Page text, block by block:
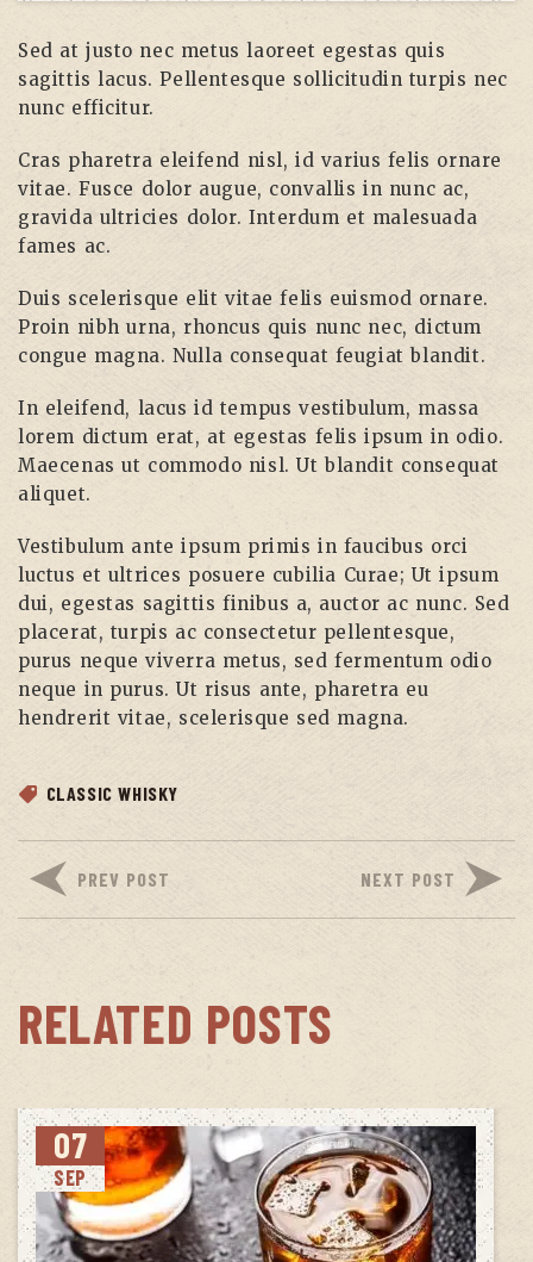
Sed at justo nec metus laoreet egestas quis
sagittis lacus. Pellentesque sollicitudin turpis nec
nunc efficitur.
Cras pharetra eleifend nisl, id varius felis ornare
vitae. Fusce dolor augue, convallis in nunc ac,
gravida ultricies dolor. Interdum et malesuada
fames ac.
Duis scelerisque elit vitae felis euismod ornare.
Proin nibh urna, rhoncus quis nunc nec, dictum
congue magna. Nulla consequat feugiat blandit.
In eleifend, lacus id tempus vestibulum, massa
lorem dictum erat, at egestas felis ipsum in odio.
Maecenas ut commodo nisl. Ut blandit consequat
aliquet.
Vestibulum ante ipsum primis in faucibus orci
luctus et ultrices posuere cubilia Curae; Ut ipsum
dui, egestas sagittis finibus a, auctor ac nunc. Sed
placerat, turpis ac consectetur pellentesque,
purus neque viverra metus, sed fermentum odio
neque in purus. Ut risus ante, pharetra eu
hendrerit vitae, scelerisque sed magna.
CLASSIC WHISKY
PREV POST NEXT POST
RELATED POSTS
07
SEP